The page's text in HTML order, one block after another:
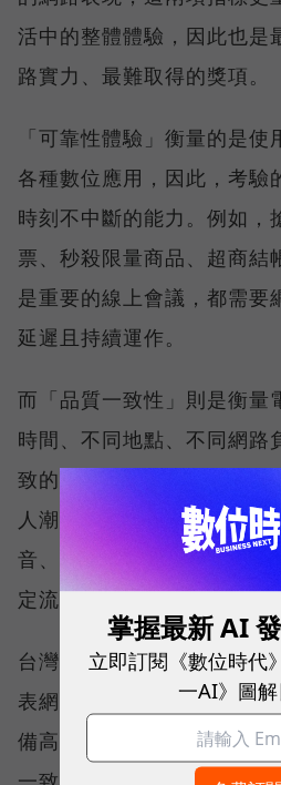
活中的整體體驗，因此也是
路實力、最難取得的獎項。
「可靠性體驗」衡量的是
各種數位應用，因此，考驗
時刻不中斷的能力。例如，
票、秒殺限量商品、超商結
是重要的線上會議，都需要
延遲且持續運作。
而「品質一致性」則是衡量
時間、不同地點、不同網路
致的網路服務品質。無論是
人潮密集場域，或是在高速
音、傳送 LINE 訊息、分享
定流暢，不因環境改變而明
台灣大哥大能同時拿下這兩
表網路速度表現優異，更證
備高度穩定性與韌性，能在
掌握最新 AI
立即訂閱《數位時代
一AI》圖